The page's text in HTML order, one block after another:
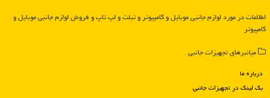
اطلاعات در مورد لوازم جانبی موبایل و كامپیوتر و تبلت و لپ تاپ و فروش لوازم جانبی موبایل و
كامپیوتر
میانبرهای تجهیزات جانبی
درباره ما
بک لینک در تجهیزات جانبی